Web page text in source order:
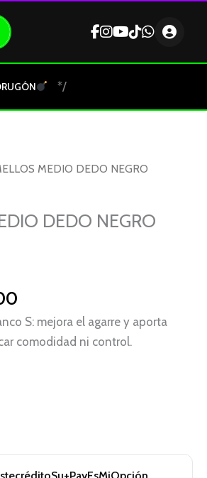
*/
MEDIO DEDO NEGRO
DEDO NEGRO
S: mejora el agarre y aporta
comodidad ni control.